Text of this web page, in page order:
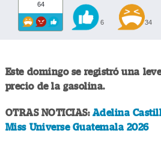
64
6 34
Este domingo se registró una
precio de la gasolina.
OTRAS NOTICIAS: Adelina
Miss Universe Guatemala 2026